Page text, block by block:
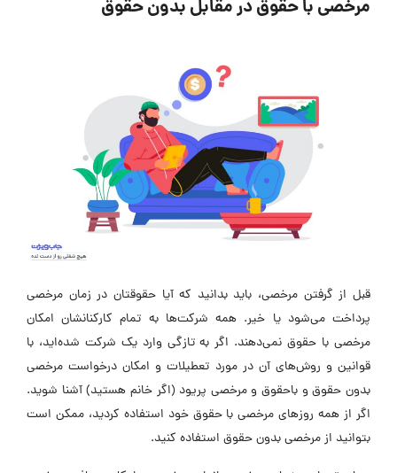
مرخصی با حقوق در مقابل بدون حقوق
قبل از گرفتن مرخصی، باید بدانید که آیا حقوقتان در زمان مرخصی
پرداخت می‌شود یا خیر. همه شرکت‌ها به تمام کارکنانشان امکان
مرخصی با حقوق نمی‌دهند. اگر به تازگی وارد یک شرکت شده‌اید، با
قوانین و روش‌های آن در مورد تعطیلات و امکان درخواست مرخصی
بدون حقوق و باحقوق و مرخصی پریود (اگر خانم هستید) آشنا شوید.
اگر از همه روزهای مرخصی با حقوق خود استفاده کردید، ممکن است
بتوانید از مرخصی بدون حقوق استفاده کنید.